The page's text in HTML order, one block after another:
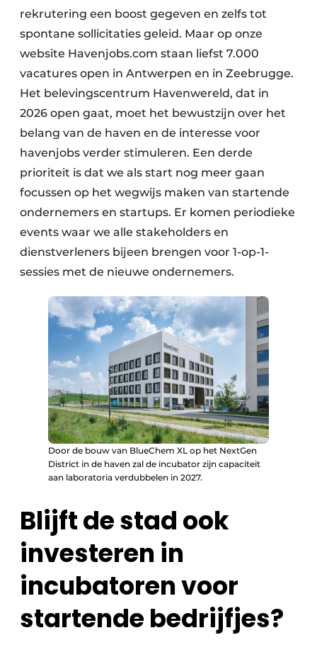
rekrutering een boost gegeven en zelfs tot
spontane sollicitaties geleid. Maar op onze
website Havenjobs.com staan liefst 7.000
vacatures open in Antwerpen en in Zeebrugge.
Het belevingscentrum Havenwereld, dat in
2026 open gaat, moet het bewustzijn over het
belang van de haven en de interesse voor
havenjobs verder stimuleren. Een derde
prioriteit is dat we als start nog meer gaan
focussen op het wegwijs maken van startende
ondernemers en startups. Er komen periodieke
events waar we alle stakeholders en
dienstverleners bijeen brengen voor 1-op-1-
sessies met de nieuwe ondernemers.
Door de bouw van BlueChem XL op het NextGen
District in de haven zal de incubator zijn capaciteit
aan laboratoria verdubbelen in 2027.
Blijft de stad ook
investeren in
incubatoren voor
startende bedrijfjes?